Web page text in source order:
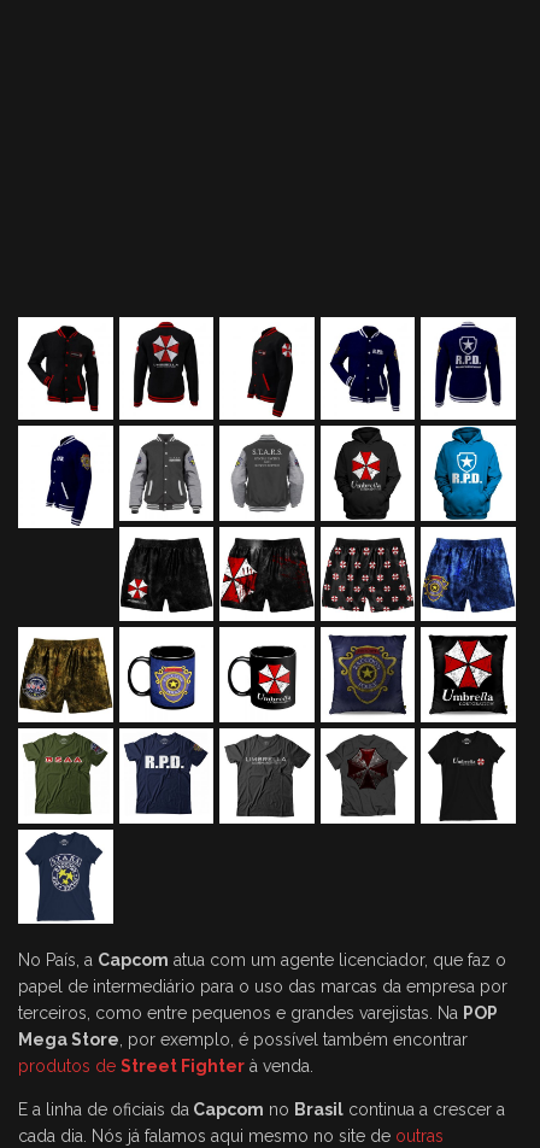
No País, a Capcom atua com um agente licenciador, que faz o
papel de intermediário para o uso das marcas da empresa por
terceiros, como entre pequenos e grandes varejistas. Na POP
Mega Store , por exemplo, é possível também encontrar
produtos de Street Fighter à venda.
E a linha de oficiais da Capcom no Brasil continua a crescer a
cada dia. Nós já falamos aqui mesmo no site de outras